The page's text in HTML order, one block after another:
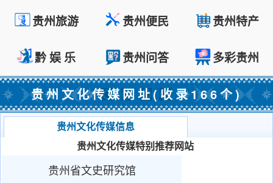
贵州旅游 贵州便民 贵州特产
黔 娱 乐 贵州问答 多彩贵州
贵州文化传媒网址(收录166个)
贵州文化传媒信息
茅台镇酱酒
贵州文化传媒特别推荐网站
贵州省文史研究馆